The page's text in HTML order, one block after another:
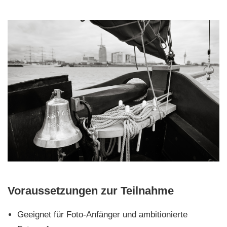
Voraussetzungen zur Teilnahme
Geeignet für Foto-Anfänger und ambitionierte